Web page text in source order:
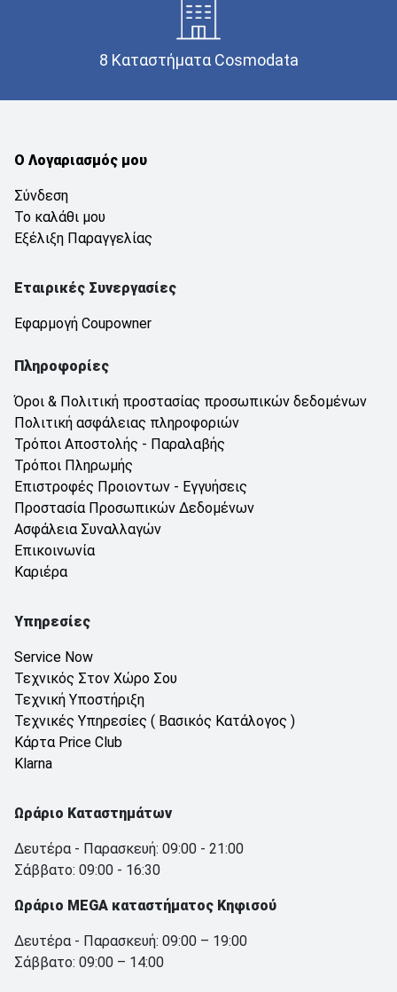
8 Καταστήματα Cosmodata
Ο Λογαριασμός μου
Σύνδεση
Το καλάθι μου
Εξέλιξη Παραγγελίας
Εταιρικές Συνεργασίες
Εφαρμογή Coupowner
Πληροφορίες
Όροι & Πολιτική προστασίας προσωπικών δεδομένων
Πολιτική ασφάλειας πληροφοριών
Τρόποι Αποστολής - Παραλαβής
Τρόποι Πληρωμής
Επιστροφές Προιοντων - Εγγυήσεις
Προστασία Προσωπικών Δεδομένων
Ασφάλεια Συναλλαγών
Επικοινωνία
Καριέρα
Υπηρεσίες
Service Now
Τεχνικός Στον Χώρο Σου
Τεχνική Υποστήριξη
Τεχνικές Υπηρεσίες ( Βασικός Κατάλογος )
Κάρτα Price Club
Klarna
Ωράριο Καταστημάτων
Δευτέρα - Παρασκευή: 09:00 - 21:00
Σάββατο: 09:00 - 16:30
Ωράριο MEGA καταστήματος Κηφισού
Δευτέρα - Παρασκευή: 09:00 – 19:00
Σάββατο: 09:00 – 14:00